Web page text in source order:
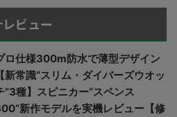
ビュー
ロ仕様300m防水で薄型デザイン
【新常識“スリム・ダイバーズウオッ
”3種】スピニカー“スペンス
新作モデルを実機レビュー【修